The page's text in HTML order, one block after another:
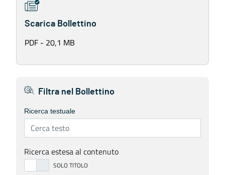
Scarica Bollettino
PDF - 20,1 MB
Filtra nel Bollettino
Ricerca testuale
Ricerca estesa al contenuto